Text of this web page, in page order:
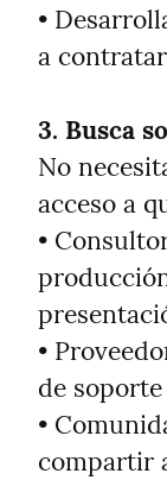
•
a
3. Busca
No
acceso a
•
•
de
•
compartir